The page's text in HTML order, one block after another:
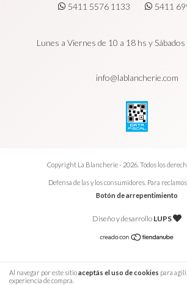
Al navegar por este sitioaceptás el uso de cookies para
experiencia de compra.
5411 5576 1133
5411
Lunes a Viernes de 10 a 18 hs y
info@lablancherie.com
Copyright La Blancherie - 2026. Todos los
Defensa de las y los consumidores. Para reclamos
Botón de arrepentimiento
Diseño y desarrollo LUPS